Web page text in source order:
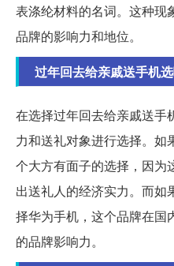
表涤纶材料的名词。这种现
品牌的影响力和地位。
过年回去给亲戚送手机
在选择过年回去给亲戚送手
力和送礼对象进行选择。
个大方有面子的选择，因为
出送礼人的经济实力。而如
择华为手机，这个品牌在国
的品牌影响力。